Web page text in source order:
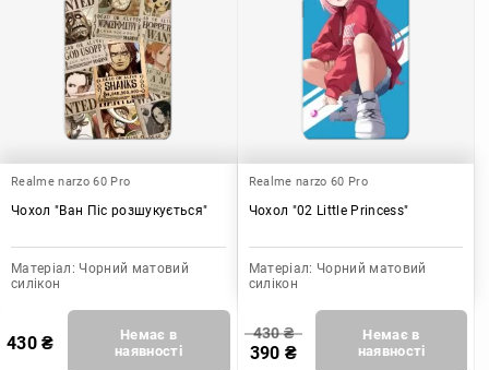
Realme narzo 60 Pro
Чохол "Ван Піс розшукується"
Матеріал: Чорний матовий
силікон
430₴
Немає в
наявності
Realme narzo 60 Pro
Чохол "02 Little Princess"
Матеріал: Чорний матовий
силікон
430₴
390 ₴
Немає в
наявності